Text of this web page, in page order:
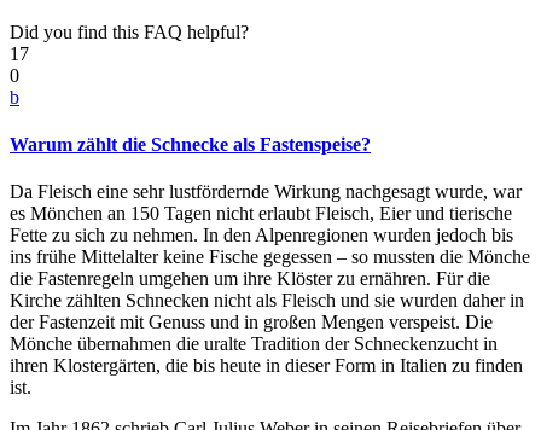
Did you find this FAQ helpful?
17
0
b
Warum zählt die Schnecke als Fastenspeise?
Da Fleisch eine sehr lustfördernde Wirkung nachgesagt wurde, war
es Mönchen an 150 Tagen nicht erlaubt Fleisch, Eier und tierische
Fette zu sich zu nehmen. In den Alpenregionen wurden jedoch bis
ins frühe Mittelalter keine Fische gegessen – so mussten die Mönche
die Fastenregeln umgehen um ihre Klöster zu ernähren. Für die
Kirche zählten Schnecken nicht als Fleisch und sie wurden daher in
der Fastenzeit mit Genuss und in großen Mengen verspeist. Die
Mönche übernahmen die uralte Tradition der Schneckenzucht in
ihren Klostergärten, die bis heute in dieser Form in Italien zu finden
ist.